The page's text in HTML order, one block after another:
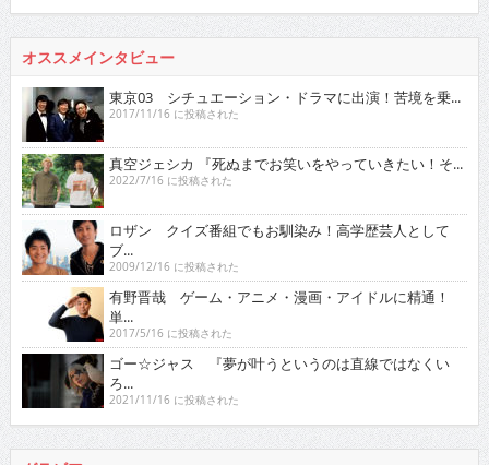
オススメインタビュー
東京03 シチュエーション・ドラマに出演！苦境を乗...
2017/11/16 に投稿された
真空ジェシカ 『死ぬまでお笑いをやっていきたい！そ...
2022/7/16 に投稿された
ロザン クイズ番組でもお馴染み！高学歴芸人として
ブ...
2009/12/16 に投稿された
有野晋哉 ゲーム・アニメ・漫画・アイドルに精通！
単...
2017/5/16 に投稿された
ゴー☆ジャス 『夢が叶うというのは直線ではなくい
ろ...
2021/11/16 に投稿された